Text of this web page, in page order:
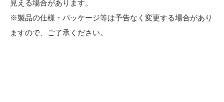
見える場合があります。
※製品の仕様・パッケージ等は予告なく変更する場合があり
ますので、ご了承ください。